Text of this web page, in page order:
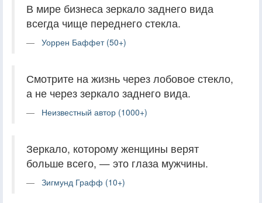
В мире бизнеса зеркало заднего вида
всегда чище переднего стекла.
Уоррен Баффет (50+)
Смотрите на жизнь через лобовое стекло,
а не через зеркало заднего вида.
Неизвестный автор (1000+)
Зеркало, которому женщины верят
больше всего, — это глаза мужчины.
Зигмунд Графф (10+)